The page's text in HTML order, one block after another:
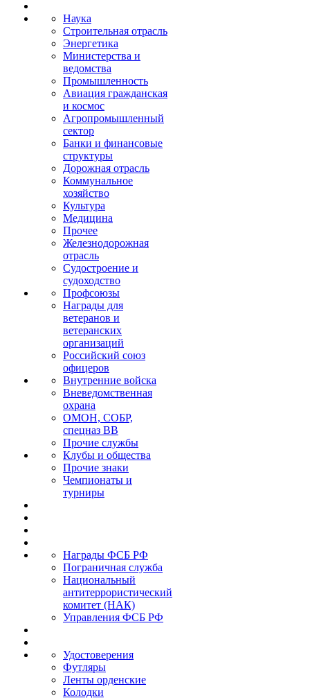
Наука
Строительная отрасль
Энергетика
Министерства и
ведомства
Промышленность
Авиация гражданская
и космос
Агропромышленный
сектор
Банки и финансовые
структуры
Дорожная отрасль
Коммунальное
хозяйство
Культура
Медицина
Прочее
Железнодорожная
отрасль
Судостроение и
судоходство
Профсоюзы
Награды для
ветеранов и
ветеранских
организаций
Российский союз
офицеров
Внутренние войска
Вневедомственная
охрана
ОМОН, СОБР,
спецназ ВВ
Прочие службы
Клубы и общества
Прочие знаки
Чемпионаты и
турниры
Награды ФСБ РФ
Пограничная служба
Национальный
антитеррористический
комитет (НАК)
Управления ФСБ РФ
Удостоверения
Футляры
Ленты орденские
Колодки